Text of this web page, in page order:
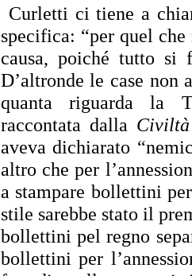
Curletti ci tiene a
specifica: “per quel
causa, poiché tutto
D’altronde le case non
quanta riguarda la
raccontata dalla
aveva dichiarato
altro che per
a stampare bollettini
stile sarebbe stato il
bollettini pel regno
bollettini per